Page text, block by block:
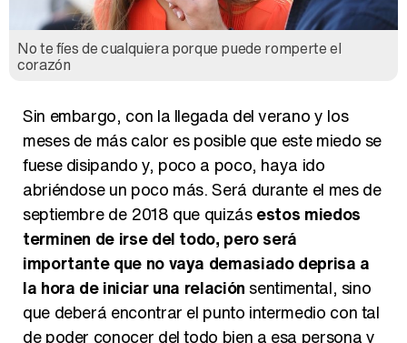
No te fíes de cualquiera porque puede romperte el
corazón
Sin embargo, con la llegada del verano y los
meses de más calor es posible que este miedo se
fuese disipando y, poco a poco, haya ido
abriéndose un poco más. Será durante el mes de
septiembre de 2018 que quizásestos miedos
terminen de irse del todo, pero será
importante que no vaya demasiado deprisa a
la hora de iniciar una relación sentimental, sino
que deberá encontrar el punto intermedio con tal
de poder conocer del todo bien a esa persona y